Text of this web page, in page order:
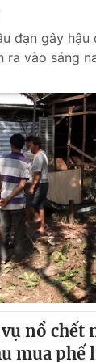
thức nếu
nguồn VTV.vn
đạn gây hậu
ra vào sáng
nổ chết
mua phế